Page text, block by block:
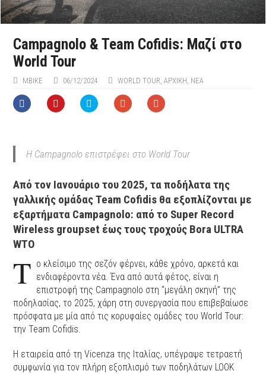
Campagnolo & Team Cofidis: Μαζί στο
World Tour
ΜΒIKE 06/12/2024 WORLD TOUR,ΑΡΧΙΚΉ, ΝΕΑ
Η Campagnolo επιστρέφει στο World Tour
Από τον Ιανουάριο του 2025, τα ποδήλατα της
γαλλικής ομάδας Team Cofidis θα εξοπλίζονται με
εξαρτήματα Campagnolo: από το Super Record
Wireless groupset έως τους τροχούς Bora ULTRA
WTO
T o κλείσιμο της σεζόν φέρνει, κάθε χρόνο, αρκετά και
ενδιαφέροντα νέα. Ένα από αυτά φέτος, είναι η
επιστροφή της Campagnolo στη “μεγάλη σκηνή” της
ποδηλασίας, το 2025, χάρη στη συνεργασία που επιβεβαίωσε
πρόσφατα με μία από τις κορυφαίες ομάδες του World Tour:
την Team Cofidis.
Η εταιρεία από τη Vicenza της Ιταλίας, υπέγραψε τετραετή
συμφωνία για τον πλήρη εξοπλισμό των ποδηλάτων LOOK